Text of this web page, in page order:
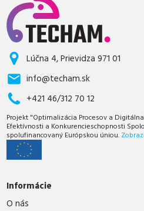
Lúčna 4, Prievidza 971 01
info@techam.sk
+421 46/312 70 12
Projekt "Optimalizácia Procesov a
Efektívnosti a Konkurencieschopnosti
spolufinancovaný Európskou úniou.
Informácie
O nás